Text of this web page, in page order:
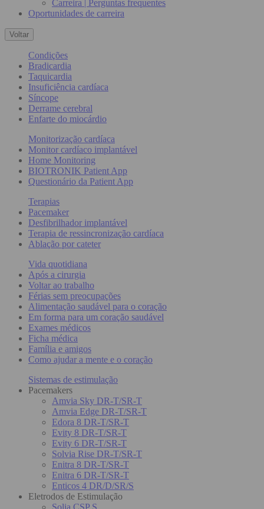
Carreira | Perguntas frequentes
Oportunidades de carreira
Voltar
Condições
Bradicardia
Taquicardia
Insuficiência cardíaca
Síncope
Derrame cerebral
Enfarte do miocárdio
Monitorização cardíaca
Monitor cardíaco implantável
Home Monitoring
BIOTRONIK Patient App
Questionário da Patient App
Terapias
Pacemaker
Desfibrilhador implantável
Terapia de ressincronização cardíaca
Ablação por cateter
Vida quotidiana
Após a cirurgia
Voltar ao trabalho
Férias sem preocupações
Alimentação saudável para o coração
Em forma para um coração saudável
Exames médicos
Ficha médica
Família e amigos
Como ajudar a mente e o coração
Sistemas de estimulação
Pacemakers
Amvia Sky DR-T/SR-T
Amvia Edge DR-T/SR-T
Edora 8 DR-T/SR-T
Evity 8 DR-T/SR-T
Evity 6 DR-T/SR-T
Solvia Rise DR-T/SR-T
Enitra 8 DR-T/SR-T
Enitra 6 DR-T/SR-T
Enticos 4 DR/D/SR/S
Eletrodos de Estimulação
Solia CSP S